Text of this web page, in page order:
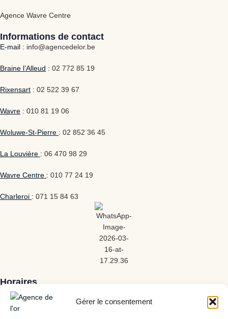
Gérer le consentement
Agence Wavre Centre
Informations de contact
E-mail : info@agencedelor.be
Braine l’Alleud : 02 772 85 19
Rixensart : 02 522 39 67
Wavre : 010 81 19 06
Woluwe-St-Pierre : 02 852 36 45
La Louvière : 06 470 98 29
Wavre Centre : 010 77 24 19
Charleroi : 071 15 84 63
Horaires
Lundi : 10h – 18h